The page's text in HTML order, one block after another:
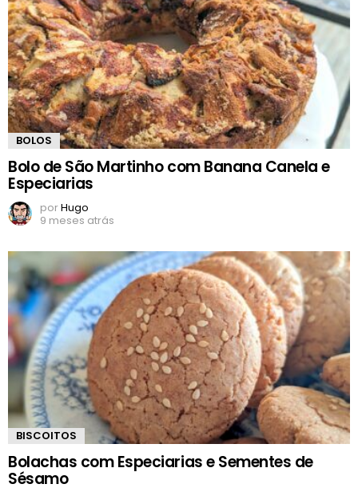
BOLOS
Bolo de São Martinho com Banana Canela e
Especiarias
porHugo
9 meses atrás
BISCOITOS
Bolachas com Especiarias e Sementes de
Sésamo